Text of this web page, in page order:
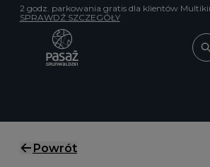
Przejdź do treści
2 godz. parkowania gratis dla klientów
SPRAWDŹ SZCZEGÓŁY
Powrót